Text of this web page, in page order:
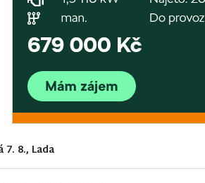
7. 8., Lada